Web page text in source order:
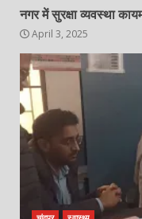
नगर में सुरक्षा व्यवस्था
April 3, 2025